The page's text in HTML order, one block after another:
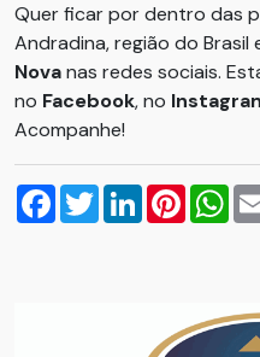
Quer ficar por dentro das
Andradina, região do Brasil
Novanas redes sociais.
no Facebook, no
Acompanhe!
Facebook
TwitterLinkedIn